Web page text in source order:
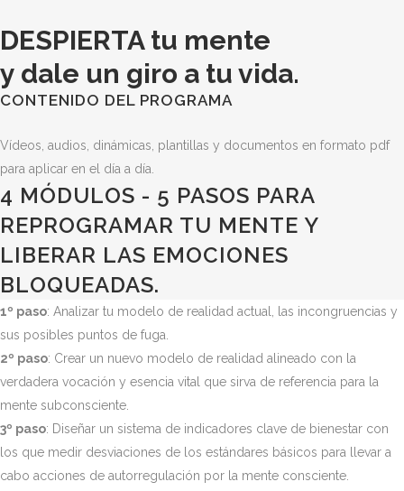
DESPIERTA tu mente
y dale un giro a tu vida.
CONTENIDO DEL PROGRAMA
Vídeos, audios, dinámicas, plantillas y documentos en formato pdf
para aplicar en el día a día.
4 MÓDULOS - 5 PASOS PARA
REPROGRAMAR TU MENTE Y
LIBERAR LAS EMOCIONES
BLOQUEADAS.
1º paso: Analizar tu modelo de realidad actual, las incongruencias y
sus posibles puntos de fuga.
2º paso: Crear un nuevo modelo de realidad alineado con la
verdadera vocación y esencia vital que sirva de referencia para la
mente subconsciente.
3º paso: Diseñar un sistema de indicadores clave de bienestar con
los que medir desviaciones de los estándares básicos para llevar a
cabo acciones de autorregulación por la mente consciente.